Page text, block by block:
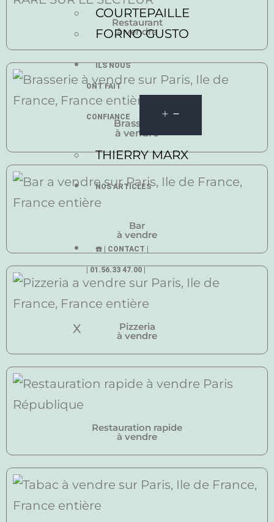
COURTEPAILLE
FORNO GUSTO
ILS NOUS
ONT FAIT
CONFIANCE
THIERRY MARX
NOS ARTICLES
☎️ | CONTACT |
| 01.56.33 47.00 |
X
Restaurant
à vendre
Brasserie
à vendre
Bar
à vendre
Pizzeria
à vendre
Restauration rapide
à vendre